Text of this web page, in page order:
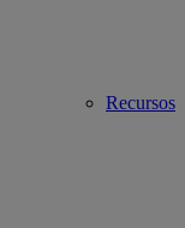
Recursos